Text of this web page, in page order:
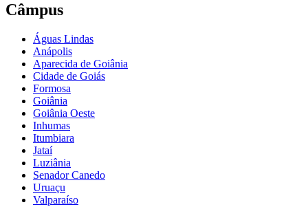
Câmpus
Águas Lindas
Anápolis
Aparecida de Goiânia
Cidade de Goiás
Formosa
Goiânia
Goiânia Oeste
Inhumas
Itumbiara
Jataí
Luziânia
Senador Canedo
Uruaçu
Valparaíso